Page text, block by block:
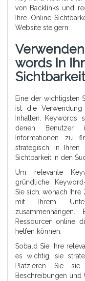
von Backlinks und
Ihre Online-
Website steigern.
Words In
Eine der wichtigsten
ist die
Inhalten. Keywords
denen Benutzer
Informationen zu
strategisch in Ihren
Sichtbarkeit in den
Um relevante
gründliche
Sie sich, wonach
mit Ihrem
Ressourcen online,
helfen können.
Sobald Sie Ihre
es wichtig, sie
Platzieren Sie sie
Beschreibungen und